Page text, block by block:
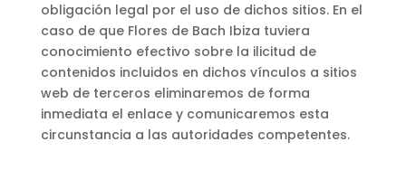
obligación legal por el uso de dichos sitios. En el
caso de que Flores de Bach Ibiza tuviera
conocimiento efectivo sobre la ilicitud de
contenidos incluidos en dichos vínculos a sitios
web de terceros eliminaremos de forma
inmediata el enlace y comunicaremos esta
circunstancia a las autoridades competentes.